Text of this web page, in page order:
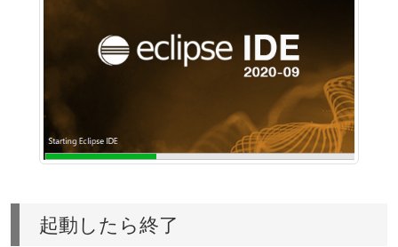
起動したら終了